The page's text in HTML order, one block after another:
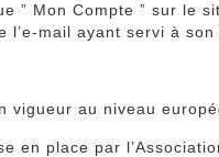
” Mon Compte ” sur le
mail ayant servi à
vigueur au niveau
place par